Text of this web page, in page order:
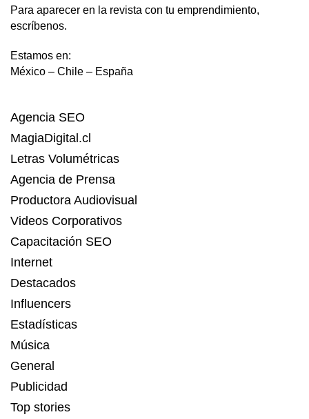
Para aparecer en la revista con tu emprendimiento,
escríbenos.
Estamos en:
México – Chile – España
Agencia SEO
MagiaDigital.cl
Letras Volumétricas
Agencia de Prensa
Productora Audiovisual
Videos Corporativos
Capacitación SEO
Internet
Destacados
Influencers
Estadísticas
Música
General
Publicidad
Top stories